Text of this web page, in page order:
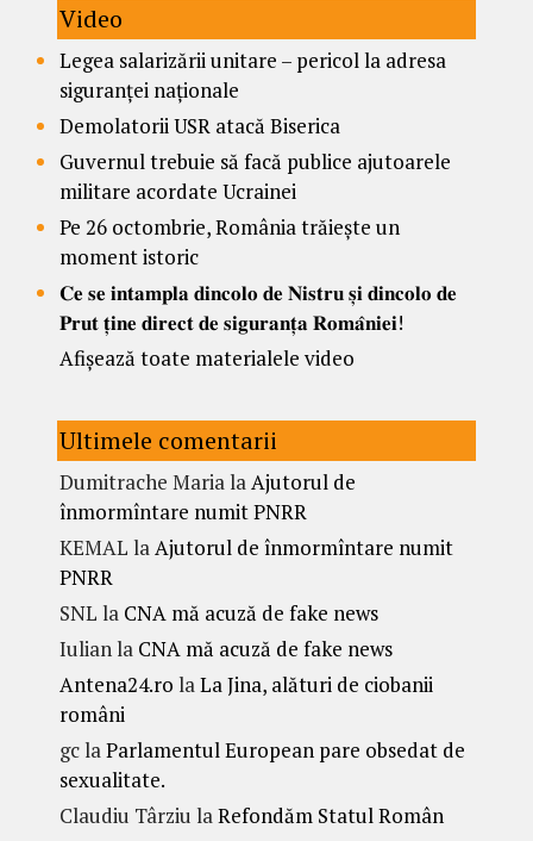
Video
Legea salarizării unitare – pericol la adresa
siguranței naționale
Demolatorii USR atacă Biserica
Guvernul trebuie să facă publice ajutoarele
militare acordate Ucrainei
Pe 26 octombrie, România trăiește un
moment istoric
𝐂𝐞 𝐬𝐞 𝐢𝐧𝐭𝐚𝐦𝐩𝐥𝐚 𝐝𝐢𝐧𝐜𝐨𝐥𝐨 𝐝𝐞 𝐍𝐢𝐬𝐭𝐫𝐮 𝐬̦𝐢 𝐝𝐢𝐧𝐜𝐨𝐥𝐨 𝐝𝐞
𝐏𝐫𝐮𝐭 𝐭̦𝐢𝐧𝐞 𝐝𝐢𝐫𝐞𝐜𝐭 𝐝𝐞 𝐬𝐢𝐠𝐮𝐫𝐚𝐧𝐭̦𝐚 𝐑𝐨𝐦𝐚̂𝐧𝐢𝐞𝐢!
Afișează toate materialele video
Ultimele comentarii
Dumitrache MarialaAjutorul de
înmormîntare numit PNRR
KEMAL laAjutorul de înmormîntare numit
PNRR
SNL la CNA mă acuză de fake news
Iulianla CNA mă acuză de fake news
Antena24.ro laLa Jina, alături de ciobanii
români
gclaParlamentul European pare obsedat de
sexualitate.
Claudiu Târziu laRefondăm Statul Român